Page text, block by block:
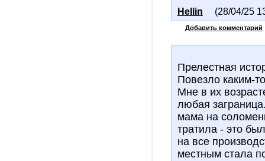
Hellin (28/04/25
Добавить комментарий
Прелестная
Повезло каким-
Мне в их
любая
мама на
тратила - это
на все
местным стала